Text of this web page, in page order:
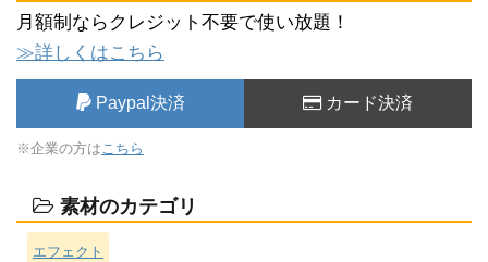
月額制ならクレジット不要で使い放題！
≫詳しくはこちら
Paypal決済 カード決済
※企業の方は こちら
素材のカテゴリ
エフェクト